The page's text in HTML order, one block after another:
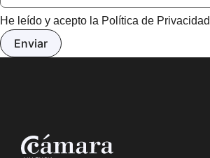
He leído y acepto la Política de Privacidad